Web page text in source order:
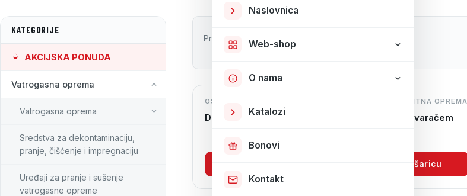
Naslovnica
Web-shop
O nama
Katalozi
Bonovi
Kontakt
KATEGORIJE
AKCIJSKA PONUDA
Vatrogasna oprema
Vatrogasna oprema
Sredstva za dekontaminaciju,
pranje, čišćenje i impregnaciju
Uređaji za pranje i sušenje
vatrogasne opreme
Prikazano 6 proizvoda
OSOBNA ZAŠTITNA OPREMA
Duge gaće Spirit
OSOBNA ZAŠTITNA OPREMA
Majica sa zatvaračem
U košaricu